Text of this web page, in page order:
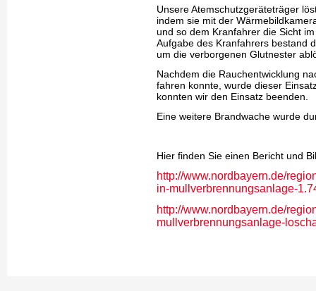
Unsere Atemschutzgeräteträger
indem sie mit der
und so dem Kranfahrer die Sicht
Aufgabe des Kranfahrers bestand
um die verborgenen Glutnester
Nachdem die Rauchentwicklung
fahren konnte, wurde dieser
konnten wir den Einsatz beenden.
Eine weitere Brandwache wurde
Hier finden Sie einen Bericht und
http://www.nordbayern.de/
in-mullverbrennungsanlage-
http://www.nordbayern.de/
mullverbrennungsanlage-